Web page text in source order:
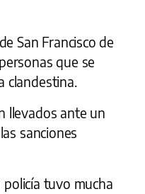
San Francisco de
que se
clandestina.
llevados ante un
sanciones
tuvo mucha